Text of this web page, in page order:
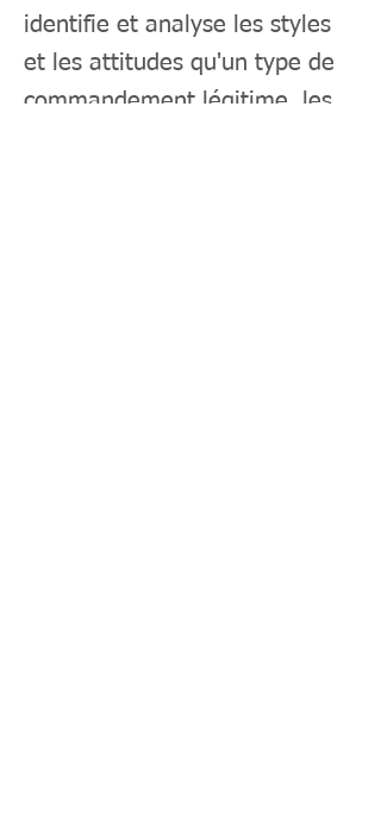
identifie et analyse les styles
et les attitudes qu'un type de
commandement légitime, les